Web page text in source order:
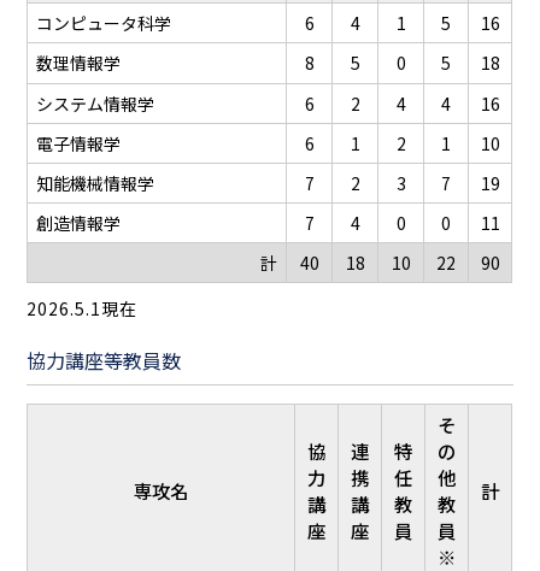
コンピュータ科学 6 4 1 5
16
数理情報学
8 5 0 5
18
システム情報学
6 2 4 4
16
電子情報学
6 1 2 1
10
知能機械情報学
7 2 3 7
19
創造情報学
7 4 0 0
11
計
40 18 10 22
90
2026.5.1現在
協力講座等教員数
専攻名
協
力
講
座
連
携
講
座
特
任
教
員
そ
の
他
教
員
※
計